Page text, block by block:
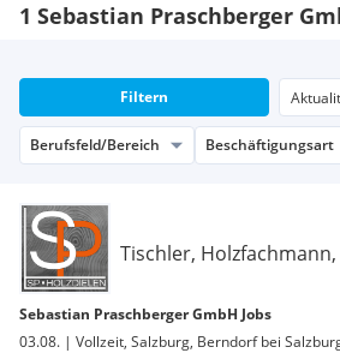
1 Sebastian Praschberger
Filtern
Berufsfeld/Bereich Beschäftigungsart
Tischler,
Sebastian Praschberger GmbH Jobs
03.08. | Vollzeit, Salzburg, Berndorf bei